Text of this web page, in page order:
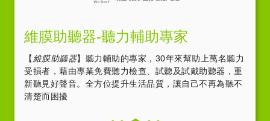
維膜助聽器-聽力輔助專家
【 維膜助聽器】聽力輔助的專家，30年來幫助上萬名聽力
受損者，藉由專業免費聽力檢查、試聽及試戴助聽器，重
新聽見好聲音。全方位提升生活品質，讓自己不再為聽不
清楚而困擾